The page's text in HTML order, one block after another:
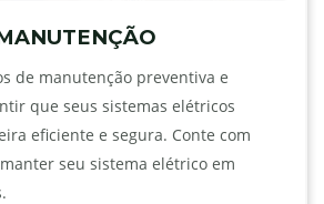
de manutenção preventiva e
que seus sistemas elétricos
eficiente e segura. Conte com
seu sistema elétrico em